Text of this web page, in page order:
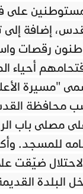
على
إضافة
رقصات
أحياء
"مسيرة
محافظة
على مصلى باب
للمسجد.
ضيّقت
البلدة